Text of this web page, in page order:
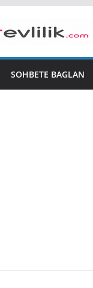
SOHBETE BAGLAN